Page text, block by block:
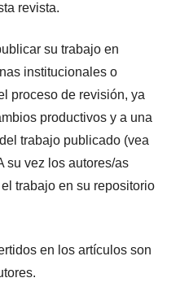
revista.
su trabajo en
institucionales o
proceso de revisión, ya
productivos y a una
trabajo publicado (vea
su vez los autores/as
trabajo en su repositorio
en los artículos son